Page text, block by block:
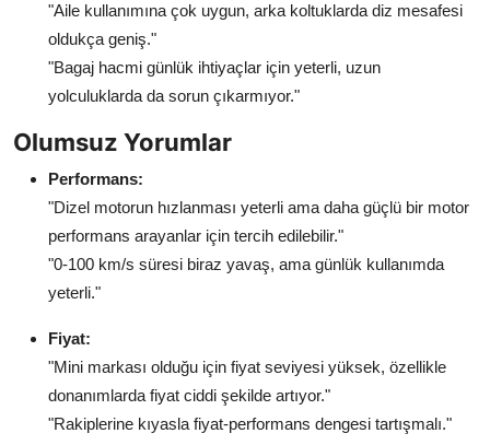
"Aile kullanımına çok uygun, arka koltuklarda diz mesafesi
oldukça geniş."
"Bagaj hacmi günlük ihtiyaçlar için yeterli, uzun
yolculuklarda da sorun çıkarmıyor."
Olumsuz Yorumlar
Performans:
"Dizel motorun hızlanması yeterli ama daha güçlü bir motor
performans arayanlar için tercih edilebilir."
"0-100 km/s süresi biraz yavaş, ama günlük kullanımda
yeterli."
Fiyat:
"Mini markası olduğu için fiyat seviyesi yüksek, özellikle
donanımlarda fiyat ciddi şekilde artıyor."
"Rakiplerine kıyasla fiyat-performans dengesi tartışmalı."